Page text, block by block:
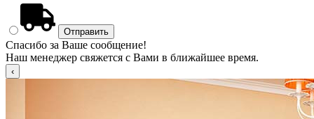
Спасибо за Ваше сообщение!
Наш менеджер свяжется с Вами в ближайшее время.